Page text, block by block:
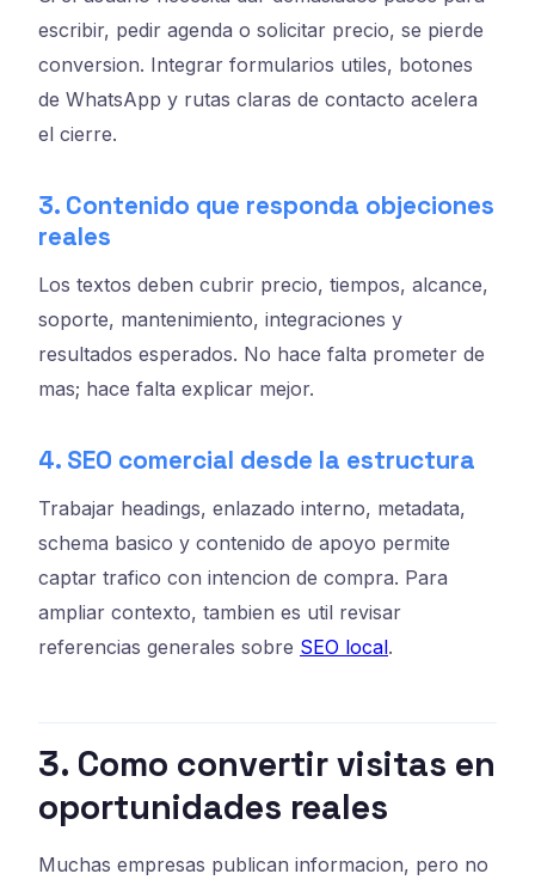
escribir, pedir agenda o solicitar precio, se pierde
conversion. Integrar formularios utiles, botones
de WhatsApp y rutas claras de contacto acelera
el cierre.
3. Contenido que responda objeciones
reales
Los textos deben cubrir precio, tiempos, alcance,
soporte, mantenimiento, integraciones y
resultados esperados. No hace falta prometer de
mas; hace falta explicar mejor.
4. SEO comercial desde la estructura
Trabajar headings, enlazado interno, metadata,
schema basico y contenido de apoyo permite
captar trafico con intencion de compra. Para
ampliar contexto, tambien es util revisar
referencias generales sobre SEO local.
3. Como convertir visitas en
oportunidades reales
Muchas empresas publican informacion, pero no